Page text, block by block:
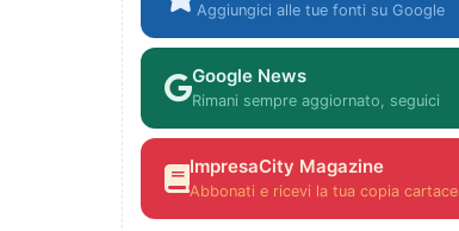
Aggiungici alle tue fonti su Google
Google News
Rimani sempre aggiornato, seguici
ImpresaCity Magazine
Abbonati e ricevi la tua copia